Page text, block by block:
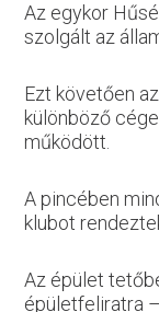
Az egykor
szolgált az
Ezt követően
különböző
működött.
A pincében
klubot
Az épület
épületfeliratra